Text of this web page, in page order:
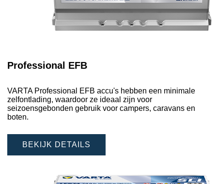
Professional EFB
VARTA Professional EFB accu's hebben een minimale
zelfontlading, waardoor ze ideaal zijn voor
seizoensgebonden gebruik voor campers, caravans en
boten.
BEKIJK DETAILS